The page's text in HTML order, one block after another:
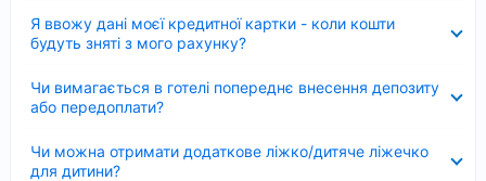
Я ввожу дані моєї кредитної картки - коли кошти
будуть зняті з мого рахунку?
Чи вимагається в готелі попереднє внесення депозиту
або передоплати?
Чи можна отримати додаткове ліжко/дитяче ліжечко
для дитини?